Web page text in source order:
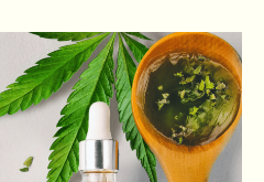
ขนงหนึ่งที่มีความเกี่ยวข้องกับ